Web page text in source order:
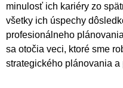
minulosť ich kariéry zo
všetky ich úspechy
profesionálneho
sa otočia veci, ktoré sme
strategického plánovania